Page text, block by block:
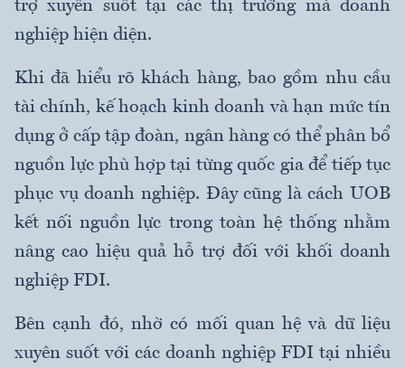
trợ xuyên suốt tại các thị trường mà doanh
nghiệp hiện diện.
Khi đã hiểu rõ khách hàng, bao gồm nhu cầu
tài chính, kế hoạch kinh doanh và hạn mức tín
dụng ở cấp tập đoàn, ngân hàng có thể phân bổ
nguồn lực phù hợp tại từng quốc gia để tiếp tục
phục vụ doanh nghiệp. Đây cũng là cách UOB
kết nối nguồn lực trong toàn hệ thống nhằm
nâng cao hiệu quả hỗ trợ đối với khối doanh
nghiệp FDI.
Bên cạnh đó, nhờ có mối quan hệ và dữ liệu
xuyên suốt với các doanh nghiệp FDI tại nhiều